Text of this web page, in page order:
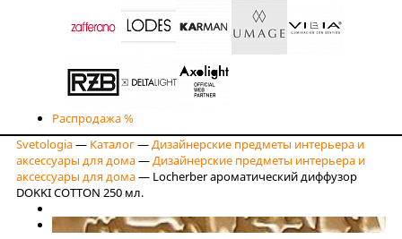
Распродажа %
Svetologia— Каталог— Дизайнерские предметы интерьера и
аксессуары для дома— Дизайнерские предметы интерьера и
аксессуары для дома— Locherber ароматический диффузор
DOKKI COTTON 250 мл.